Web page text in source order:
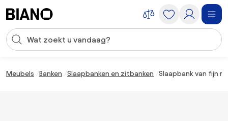
Zoekopdracht invoeren
Meubels Banken Slaapbanken en zitbanken Slaapbank van fijn